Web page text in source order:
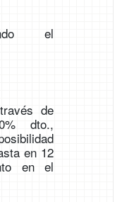
el
de
dto.,
en 12
en el